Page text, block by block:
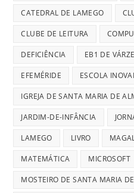
CATEDRAL DE LAMEGO
CLUBE DE LEITURA
DEFICIÊNCIA EB1 DE
EFEMÉRIDE ESCOLA
IGREJA DE SANTA MARIA DE
JARDIM-DE-INFÂNCIA
LAMEGO LIVRO
MATEMÁTICA MICROSOFT
MOSTEIRO DE SANTA MARIA